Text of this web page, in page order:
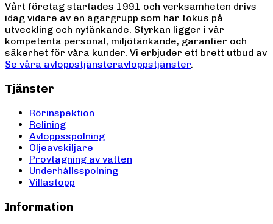
Vårt företag startades 1991 och verksamheten drivs
idag vidare av en ägargrupp som har fokus på
utveckling och nytänkande. Styrkan ligger i vår
kompetenta personal, miljötänkande, garantier och
säkerhet för våra kunder. Vi erbjuder ett brett utbud av
Se våra avloppstjänsteravloppstjänster.
Tjänster
Rörinspektion
Relining
Avloppsspolning
Oljeavskiljare
Provtagning av vatten
Underhållsspolning
Villastopp
Information